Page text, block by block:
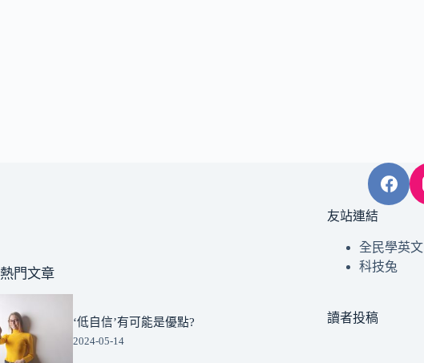
熱門文章
‘低自信’有可能是優點?
2024-05-14
友站連結
全民學英文
科技兔
讀者投稿